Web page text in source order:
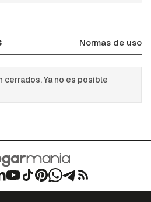
Normas de uso
Ya no es posible